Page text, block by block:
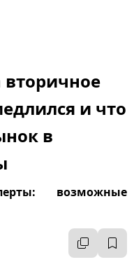
вторичное
и что
в
возможные